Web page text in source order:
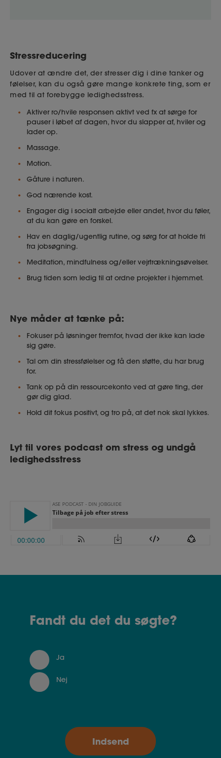
Stressreducering
Udover at ændre det, der stresser dig i dine tanker og
følelser, kan du også gøre mange konkrete ting, som er
med til at forebygge ledighedsstress.
Aktiver ro/hvile responsen aktivt ved fx at sørge for
pauser i løbet af dagen, hvor du slapper af, hviler og
lader op.
Massage.
Motion.
Gåture i naturen.
God nærende kost.
Engager dig i socialt arbejde eller andet, hvor du føler,
at du kan gøre en forskel.
Hav en daglig/ugentlig rutine, og sørg for at holde fri
fra jobsøgning.
Meditation, mindfulness og/eller vejrtrækningsøvelser.
Brug tiden som ledig til at ordne projekter i hjemmet.
Nye måder at tænke på:
Fokuser på løsninger fremfor, hvad der ikke kan lade
sig gøre.
Tal om din stressfølelser og få den støtte, du har brug
for.
Tank op på din ressourcekonto ved at gøre ting, der
gør dig glad.
Hold dit fokus positivt, og tro på, at det nok skal lykkes.
Lyt til vores podcast om stress og undgå
ledighedsstress
Fandt du det du søgte?
Ja
Nej